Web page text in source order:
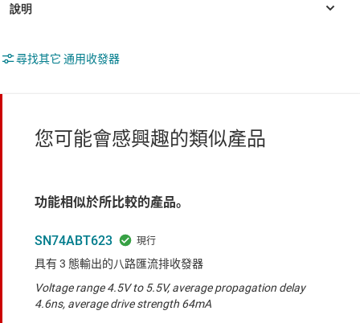
尋找其它 通用收發器
您可能會感興趣的類似產品
功能相似於所比較的產品。
SN74ABT623
具有 3 態輸出的八路匯流排收發器
Voltage range 4.5V to 5.5V, average propagation delay
4.6ns, average drive strength 64mA